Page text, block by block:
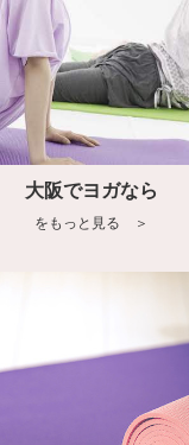
大阪でヨガなら
をもっと見る ＞